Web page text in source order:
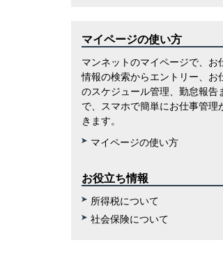
マイページの使い方
マンネットのマイページで、お
情報の検索からエントリー、お
のスケジュール管理、勤怠報告
で、スマホで簡単にお仕事管理
きます。
マイページの使い方
お役立ち情報
所得税について
社会保険について